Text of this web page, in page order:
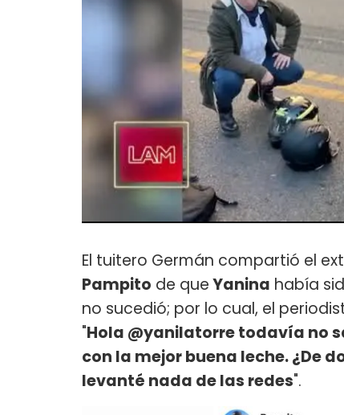
El tuitero Germán compartió el
Pampito de queYanina había
no sucedió; por lo cual, el
"Hola @yanilatorre todavía no
con la mejor buena leche. ¿De
levanté nada de las redes".